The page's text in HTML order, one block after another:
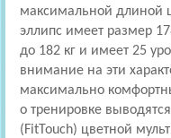
максимальной длиной
эллипс имеет размер
до 182 кг и имеет 25
внимание на эти
максимально
о тренировке
(FitTouch) цветной